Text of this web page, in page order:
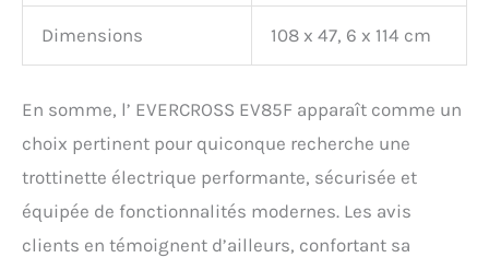
Dimensions 108 x 47, 6 x 114 cm
En somme, l’ EVERCROSS EV85F apparaît comme un
choix pertinent pour quiconque recherche une
trottinette électrique performante, sécurisée et
équipée de fonctionnalités modernes. Les avis
clients en témoignent d’ailleurs, confortant sa